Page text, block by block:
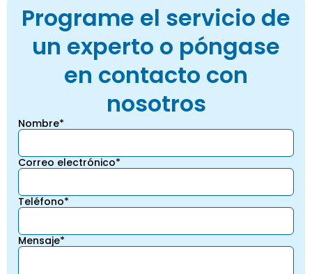
Programe el servicio de
un experto o póngase
en contacto con
nosotros
Nombre*
Correo electrónico*
Teléfono*
Mensaje*